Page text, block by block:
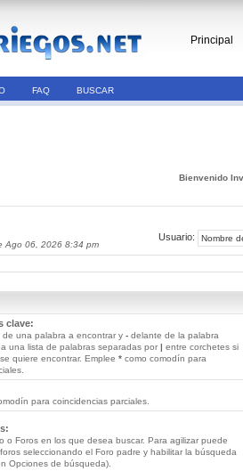
Principal
FAQ BUSCAR
Bienvenido
Ago 06, 2026 8:34 pm
Usuario:
clave:
una palabra a encontrar y -delante de la palabra
una lista de palabras separadas por | entre corchetes si
quiere encontrar. Emplee *como comodín para
para coincidencias parciales.
o Foros en los que desea buscar. Para agilizar puede
seleccionando el Foro padre y habilitar la búsqueda
Opciones de búsqueda).